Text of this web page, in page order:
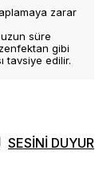
zarar
süre
gibi
tavsiye edilir.
SESİNİ DUYUR